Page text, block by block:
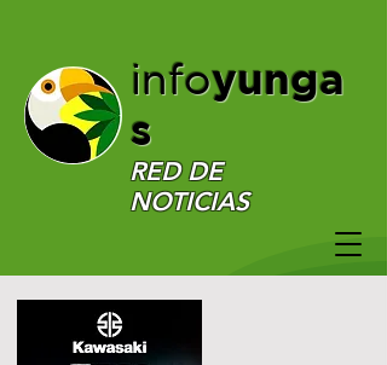
infoyunga
s
RED DE
NOTICIAS